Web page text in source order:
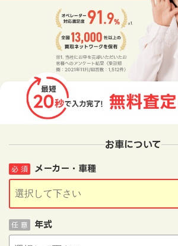
お車について
メーカー・車種
必 須
年式
任 意